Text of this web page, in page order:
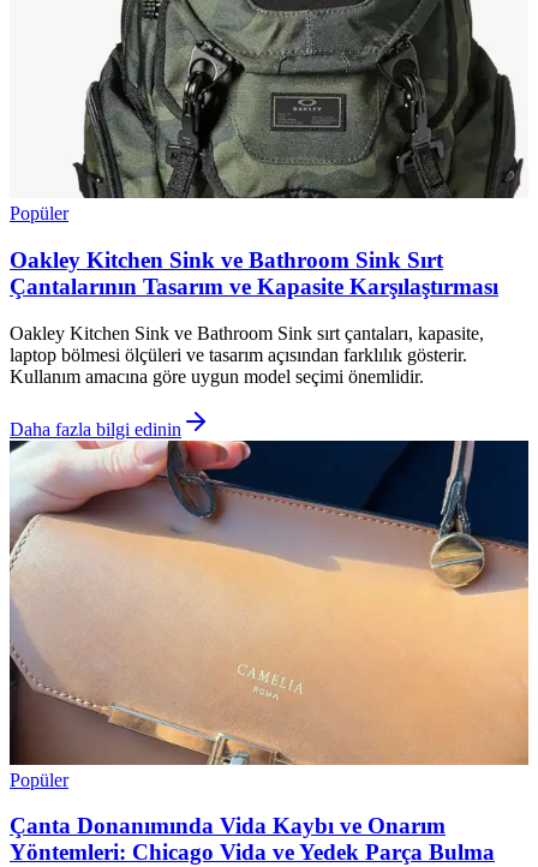
Popüler
Oakley Kitchen Sink ve Bathroom Sink Sırt
Çantalarının Tasarım ve Kapasite Karşılaştırması
Oakley Kitchen Sink ve Bathroom Sink sırt çantaları, kapasite,
laptop bölmesi ölçüleri ve tasarım açısından farklılık gösterir.
Kullanım amacına göre uygun model seçimi önemlidir.
Daha fazla bilgi edinin
Popüler
Çanta Donanımında Vida Kaybı ve Onarım
Yöntemleri: Chicago Vida ve Yedek Parça Bulma